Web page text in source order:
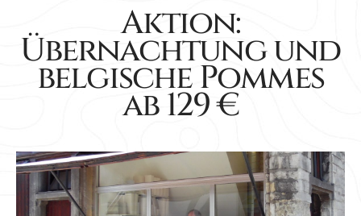
Aktion:
Übernachtung und
belgische Pommes
ab 129 €